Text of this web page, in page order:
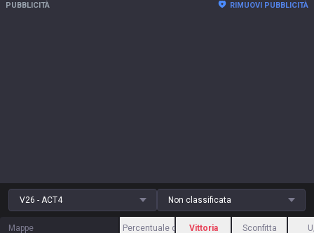
PUBBLICITÀ RIMUOVI PUBBLICITÀ
V26 - ACT4 Non classificata
Mappe Percentuale di vittorie
Vittoria Sconfitta